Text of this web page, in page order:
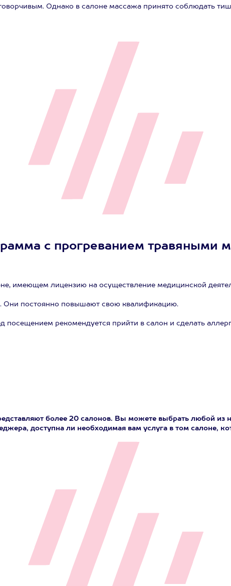
Однако в салоне массажа принято соблюдать
с прогреванием травяными
имеющем лицензию на осуществление медицинской
постоянно повышают свою квалификацию.
посещением рекомендуется прийти в салон и сделать
более 20 салонов. Вы можете выбрать любой
доступна ли необходимая вам услуга в том салоне,